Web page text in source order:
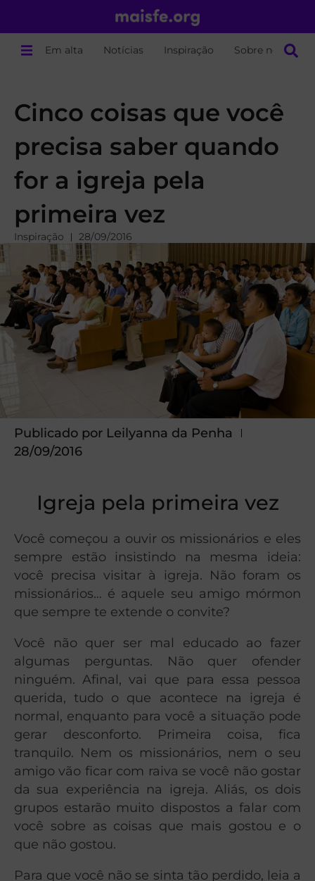
Em alta Notícias Inspiração Sobre nós
Cinco coisas que você
precisa saber quando
for a igreja pela
primeira vez
Inspiração 28/09/2016
Publicado por Leilyanna da Penha
28/09/2016
Igreja pela primeira vez
Você começou a ouvir os missionários e eles
sempre estão insistindo na mesma ideia:
você precisa visitar à igreja. Não foram os
missionários… é aquele seu amigo mórmon
que sempre te extende o convite?
Você não quer ser mal educado ao fazer
algumas perguntas. Não quer ofender
ninguém. Afinal, vai que para essa pessoa
querida, tudo o que acontece na igreja é
normal, enquanto para você a situação pode
gerar desconforto. Primeira coisa, fica
tranquilo. Nem os missionários, nem o seu
amigo vão ficar com raiva se você não gostar
da sua experiência na igreja. Aliás, os dois
grupos estarão muito dispostos a falar com
você sobre as coisas que mais gostou e o
que não gostou.
Para que você não se sinta tão perdido, leia a